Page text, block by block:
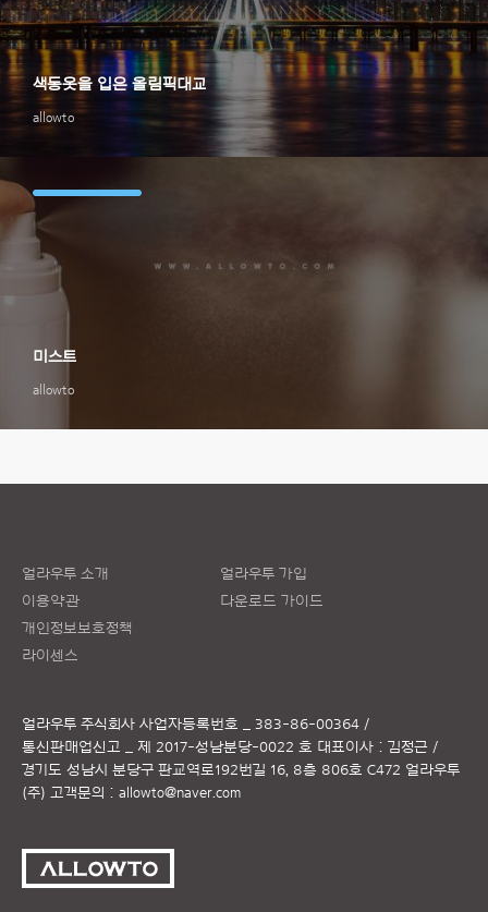
allowto
색동옷을 입은 올림픽대교
allowto
미스트
얼라우투 소개
이용약관
개인정보보호정책
라이센스
얼라우투 가입
다운로드 가이드
얼라우투 주식회사 사업자등록번호 _ 383-86-00364 /
통신판매업신고 _ 제 2017-성남분당-0022 호 대표이사 : 김정근 /
경기도 성남시 분당구 판교역로192번길 16, 8층 806호 C472 얼라우투
(주) 고객문의 : allowto@naver.com